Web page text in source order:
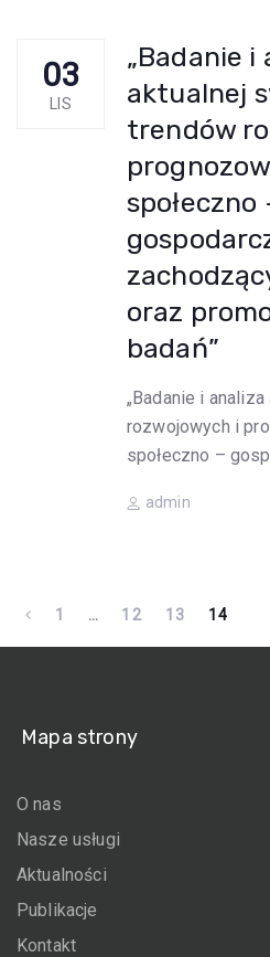
03
LIS
„Badanie i
aktualnej
trendów
społeczno
oraz
badań”
„Badanie i
rozwojowych i
społeczno –
Author
admin
1 … 12 13 14
Mapa strony
O nas
Nasze usługi
Aktualności
Publikacje
Kontakt